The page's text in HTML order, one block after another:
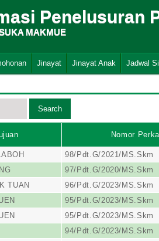
Penelusuran
MAKMUE
Jinayat Jinayat Anak Jadwal
Nomor
98/Pdt.G/2021/MS.Skm
97/Pdt.G/2020/MS.Skm
TUAN 96/Pdt.G/2023/MS.Skm
95/Pdt.G/2023/MS.Skm
95/Pdt.G/2023/MS.Skm
94/Pdt.G/2023/MS.Skm